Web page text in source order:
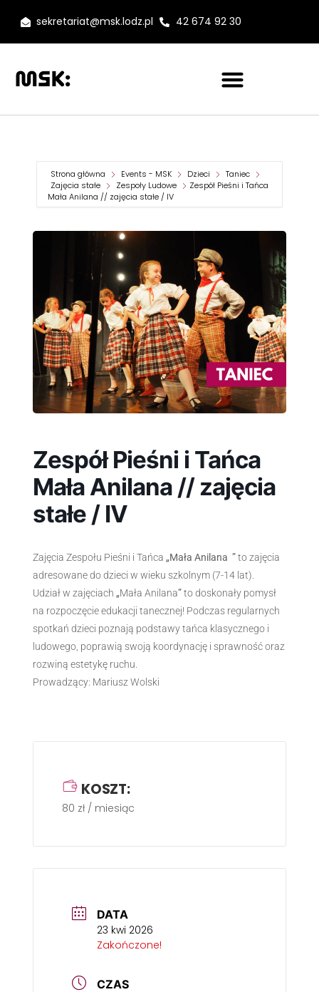
sekretariat@msk.lodz.pl 42 674 92 30
Strona główna Events - MSK Dzieci
Taniec
Zajęcia stałe
Zespoły Ludowe
Zespół Pieśni i Tańca
Mała Anilana // zajęcia stałe / IV
Zespół Pieśni i Tańca
Mała Anilana // zajęcia
stałe / IV
Zajęcia Zespołu Pieśni i Tańca „Mała Anilana ”to zajęcia
adresowane do dzieci w wieku szkolnym (7-14 lat).
Udział w zajęciach „Mała Anilana”to doskonały pomysł
na rozpoczęcie edukacji tanecznej! Podczas regularnych
spotkań dzieci poznają podstawy tańca klasycznego i
ludowego, poprawią swoją koordynację i sprawność oraz
rozwiną estetykę ruchu.
Prowadzący: Mariusz Wolski
KOSZT:
80 zł / miesiąc
DATA
23 kwi 2026
Zakończone!
CZAS